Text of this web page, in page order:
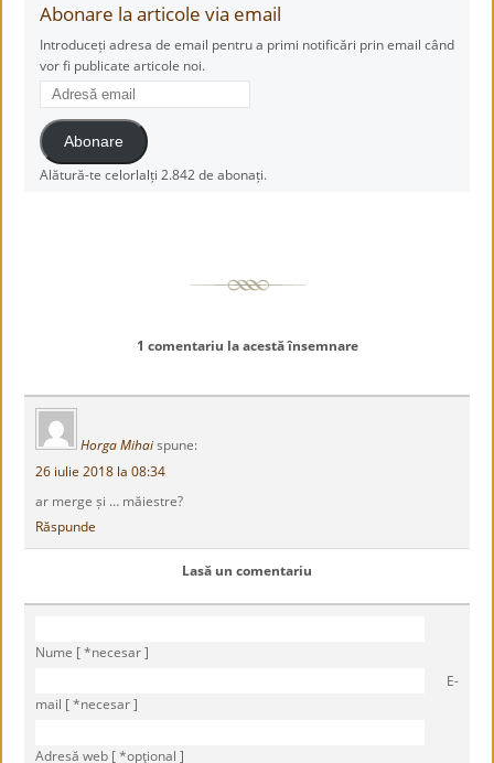
Abonare la articole via email
Introduceți adresa de email pentru a primi notificări prin email când
vor fi publicate articole noi.
Adresă
email
Abonare
Alătură-te celorlalți 2.842 de abonați.
1 comentariu la acestă însemnare
Horga Mihai spune:
26 iulie 2018 la 08:34
ar merge și … măiestre?
Răspunde
Lasă un comentariu
Nume [ *necesar ]
E-
mail [ *necesar ]
Adresă web [ *opţional ]